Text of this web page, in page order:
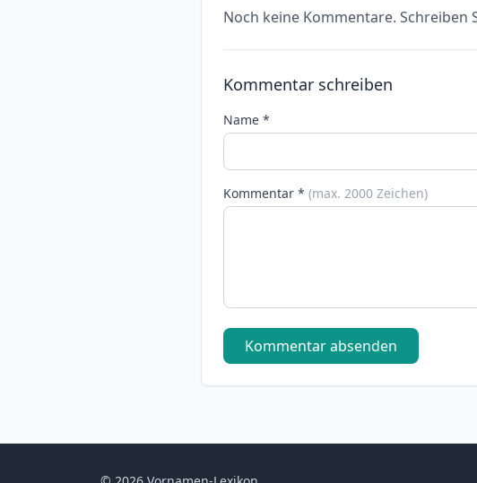
Noch keine Kommentare. Schreiben
Kommentar schreiben
Name *
Kommentar * (max. 2000 Zeichen)
Kommentar absenden